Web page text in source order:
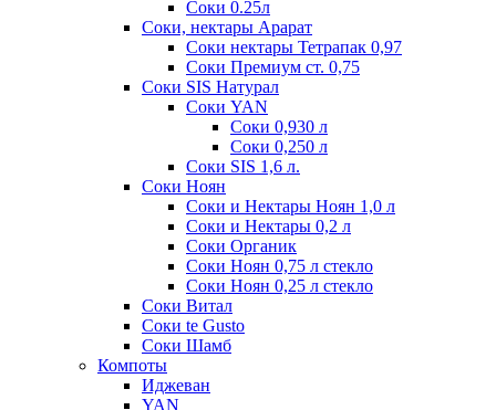
Соки 0.25л
Соки, нектары Арарат
Соки нектары Тетрапак 0,97
Соки Премиум ст. 0,75
Соки SIS Натурал
Соки YAN
Соки 0,930 л
Соки 0,250 л
Соки SIS 1,6 л.
Соки Ноян
Соки и Нектары Ноян 1,0 л
Соки и Нектары 0,2 л
Соки Органик
Соки Ноян 0,75 л стекло
Соки Ноян 0,25 л стекло
Соки Витал
Соки te Gusto
Соки Шамб
Компоты
Иджеван
YAN